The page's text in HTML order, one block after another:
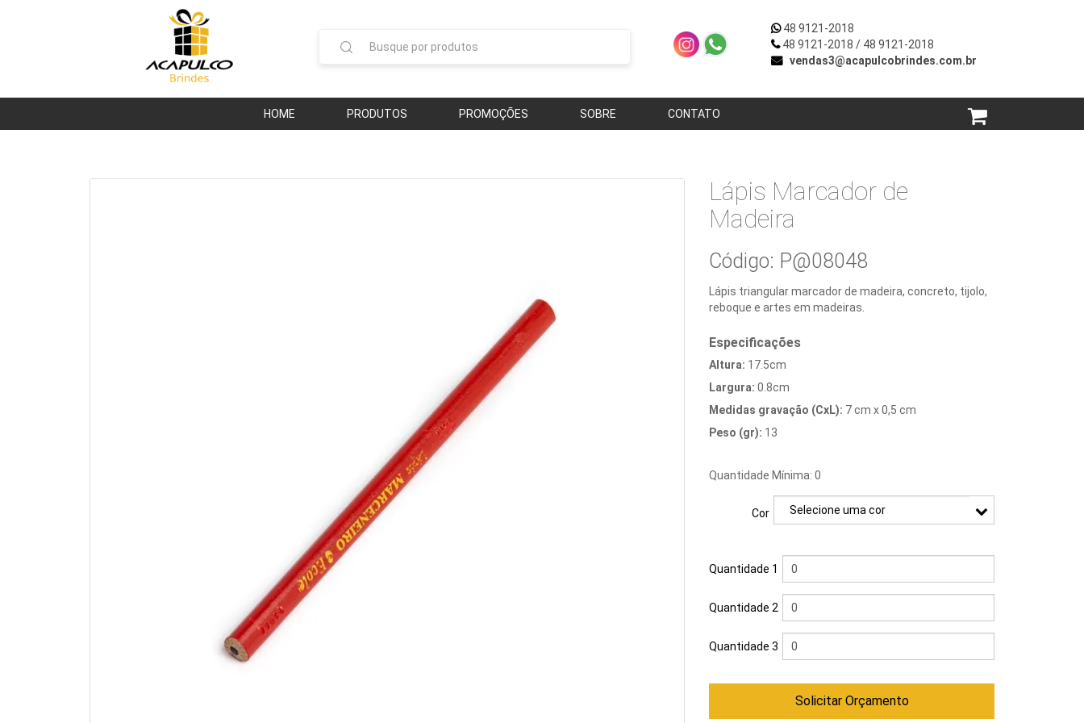
48 9121-2018
48 9121-2018 / 48 9121-2018
vendas3@acapulcobrindes.com.br
HOME PRODUTOS PROMOÇÕES SOBRE CONTATO
Lápis Marcador de
Madeira
Código: P@08048
Lápis triangular marcador de madeira, concreto, tijolo,
reboque e artes em madeiras.
Especificações
Altura: 17.5cm
Largura: 0.8cm
Medidas gravação (CxL): 7 cm x 0,5 cm
Peso (gr): 13
Quantidade Mínima: 0
Cor
Quantidade 1
Quantidade 2
Quantidade 3
Solicitar Orçamento